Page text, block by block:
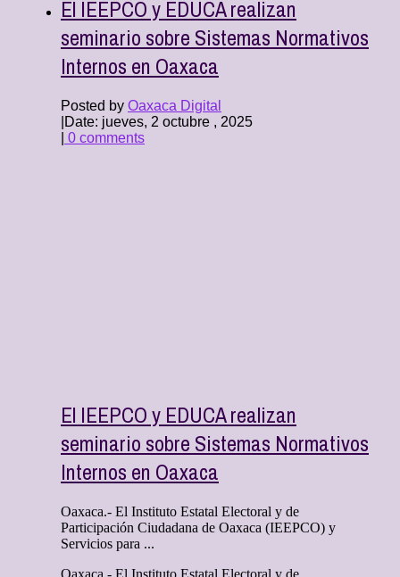
El IEEPCO y EDUCA realizan
seminario sobre Sistemas Normativos
Internos en Oaxaca
Posted by Oaxaca Digital
Date: jueves, 2 octubre , 2025
0 comments
El IEEPCO y EDUCA realizan
seminario sobre Sistemas Normativos
Internos en Oaxaca
Oaxaca.- El Instituto Estatal Electoral y de
Participación Ciudadana de Oaxaca (IEEPCO) y
Servicios para ...
Oaxaca.- El Instituto Estatal Electoral y de